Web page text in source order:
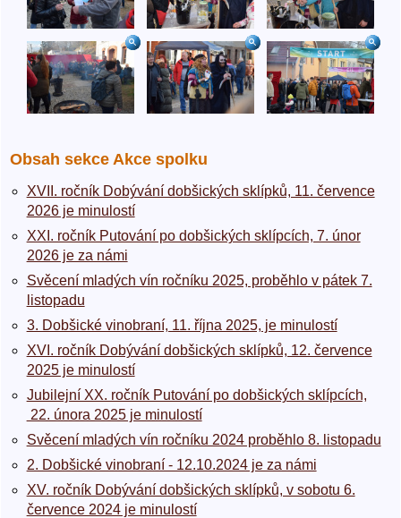
Obsah sekce Akce spolku
XVII. ročník Dobývání dobšických sklípků, 11. července
2026 je minulostí
XXI. ročník Putování po dobšických sklípcích, 7. únor
2026 je za námi
Svěcení mladých vín ročníku 2025, proběhlo v pátek 7.
listopadu
3. Dobšické vinobraní, 11. října 2025, je minulostí
XVI. ročník Dobývání dobšických sklípků, 12. července
2025 je minulostí
Jubilejní XX. ročník Putování po dobšických sklípcích,
22. února 2025 je minulostí
Svěcení mladých vín ročníku 2024 proběhlo 8. listopadu
2. Dobšické vinobraní - 12.10.2024 je za námi
XV. ročník Dobývání dobšických sklípků, v sobotu 6.
července 2024 je minulostí